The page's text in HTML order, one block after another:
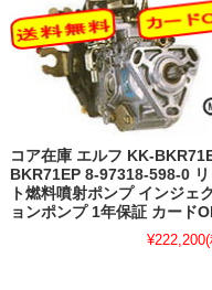
コア在庫 エルフ KK-
BKR71EP 8-97318-598-0
ト燃料噴射ポンプ インジェ
ョンポンプ 1年保証 カード
¥222,200